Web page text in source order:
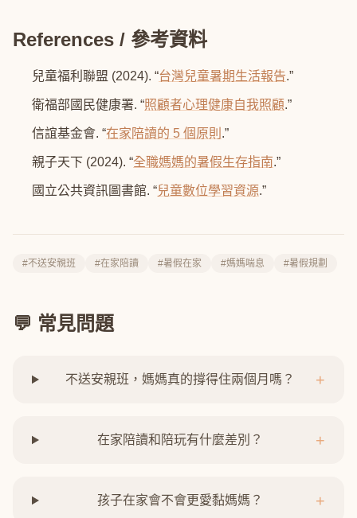
References / 參考資料
兒童福利聯盟 (2024). “台灣兒童暑期生活報告.”
衛福部國民健康署. “照顧者心理健康自我照顧.”
信誼基金會. “在家陪讀的 5 個原則 .”
親子天下 (2024). “全職媽媽的暑假生存指南.”
國立公共資訊圖書館. “兒童數位學習資源.”
#不送安親班 #在家陪讀 #暑假在家 #媽媽喘息 #暑假規劃
💬 常見問題
不送安親班，媽媽真的撐得住兩個月嗎？ +
在家陪讀和陪玩有什麼差別？ +
孩子在家會不會更愛黏媽媽？ +